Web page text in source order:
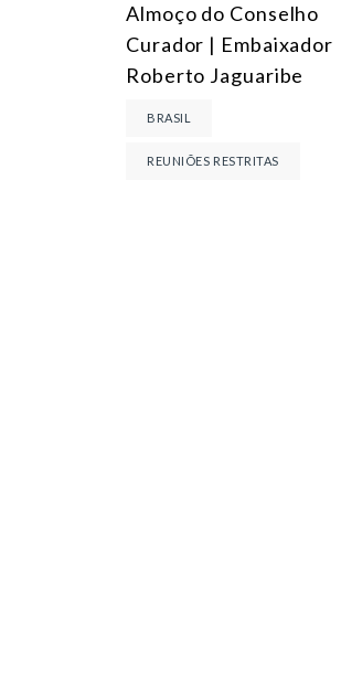
Almoço do Conselho
Curador | Embaixador
Roberto Jaguaribe
BRASIL
REUNIÕES RESTRITAS